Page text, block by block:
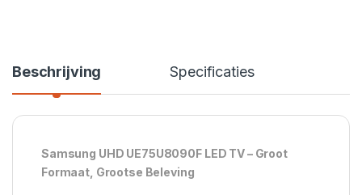
Beschrijving Specificaties
Samsung UHD UE75U8090F LED TV – Groot
Formaat, Grootse Beleving